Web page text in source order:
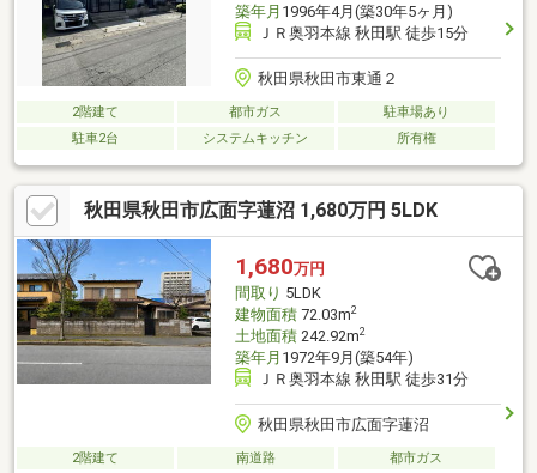
築年月 1996年4月(築30年5ヶ月)
ＪＲ奥羽本線 秋田駅 徒歩15分
秋田県秋田市東通２
2階建て 都市ガス
駐車場あり
駐車2台
システムキッチン 所有権
秋田県秋田市広面字蓮沼 1,680万円 5LDK
1,680万円
間取り 5LDK
建物面積72.03m2
土地面積242.92m2
築年月 1972年9月(築54年)
ＪＲ奥羽本線 秋田駅 徒歩31分
秋田県秋田市広面字蓮沼
2階建て 南道路
都市ガス